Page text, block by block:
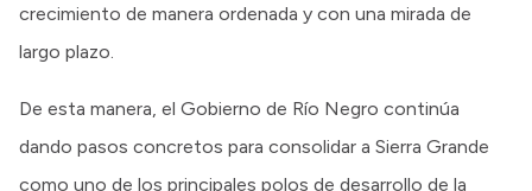
crecimiento de manera ordenada y con una mirada de
largo plazo.
De esta manera, el Gobierno de Río Negro continúa
dando pasos concretos para consolidar a Sierra Grande
como uno de los principales polos de desarrollo de la